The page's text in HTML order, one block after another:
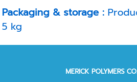
Packaging & storage :
5 kg
MERICK POLYMERS